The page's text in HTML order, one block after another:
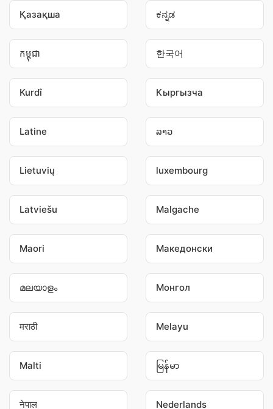
Қазақша ಕನ್ನಡ
កម្ពុជា 한국어
Kurdî Кыргызча
Latine ລາວ
Lietuvių luxembourg
Latviešu Malgache
Maori Македонски
മലയാളം Монгол
मराठी Melayu
Malti မြန်မာ
नेपाल Nederlands